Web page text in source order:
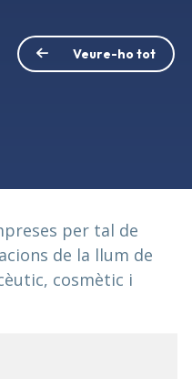
Veure-ho tot
per tal de
de la llum de
cosmètic i